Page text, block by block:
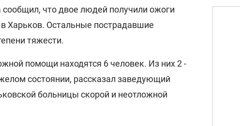
что двое людей получили ожоги
в Харьков. Остальные пострадавшие
тяжести.
помощи находятся 6 человек. Из них 2 -
состоянии, рассказал заведующий
больницы скорой и неотложной